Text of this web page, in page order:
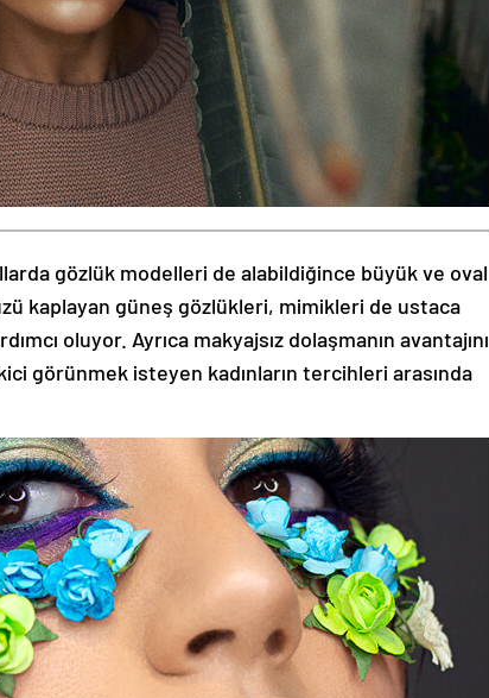
gözlük modelleri de alabildiğince büyük ve oval
kaplayan güneş gözlükleri, mimikleri de ustaca
oluyor. Ayrıca makyajsız dolaşmanın avantajını
görünmek isteyen kadınların tercihleri arasında